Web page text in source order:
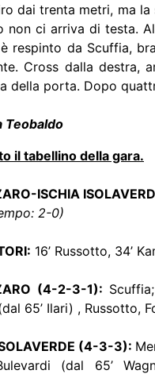
dai trenta metri, ma
non ci arriva di testa.
respinto da Scuffia,
Cross dalla destra,
della porta. Dopo
Teobaldo
il tabellino della gara.
ISCHIA
2-0)
16’ Russotto, 34’
(4-2-3-1):
65’ Ilari) , Russotto,
(4-3-3):
(dal 65’